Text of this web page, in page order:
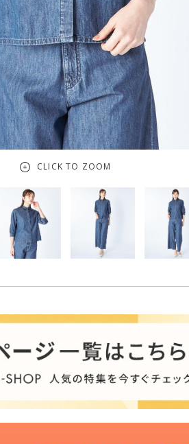
CLICK TO ZOOM